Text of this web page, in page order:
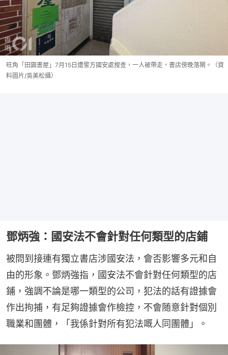
旺角「田園書屋」7月15日遭警方國安處搜查，一人被帶走，書店傍晚落閘。（資
料圖片/吳美松攝）
鄧炳強：國安法不會針對任何類型的店鋪
被問到接連有獨立書店涉國安法，會否影響多元和自
由的形象。鄧炳強指，國安法不會針對任何類型的店
鋪，強調不論是哪一類型的公司，犯法的話有證據會
作出拘捕，有足夠證據會作檢控，不會随意針對個別
職業和團體，「我係針對所有犯法嘅人同團體」。